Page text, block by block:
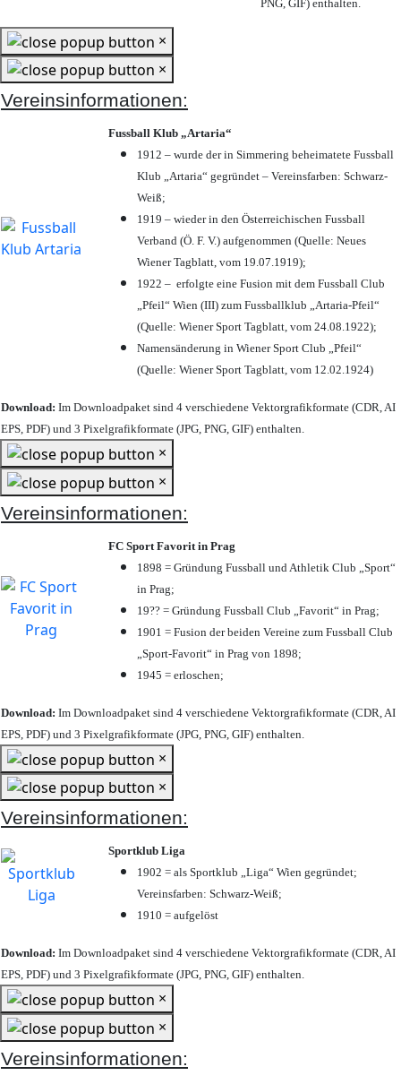
PNG, GIF) enthalten.
×
×
Vereinsinformationen:
Fussball Klub „Artaria“
1912 – wurde der in Simmering beheimatete Fussball
Klub „Artaria“ gegründet – Vereinsfarben: Schwarz-
Weiß;
1919 – wieder in den Österreichischen Fussball
Verband (Ö. F. V.) aufgenommen (Quelle: Neues
Wiener Tagblatt, vom 19.07.1919);
1922 – erfolgte eine Fusion mit dem Fussball Club
„Pfeil“ Wien (III) zum Fussballklub „Artaria-Pfeil“
(Quelle: Wiener Sport Tagblatt, vom 24.08.1922);
Namensänderung in Wiener Sport Club „Pfeil“
(Quelle: Wiener Sport Tagblatt, vom 12.02.1924)
Download: Im Downloadpaket sind 4 verschiedene Vektorgrafikformate (CDR, AI
EPS, PDF) und 3 Pixelgrafikformate (JPG, PNG, GIF) enthalten.
×
×
Vereinsinformationen:
FC Sport Favorit in Prag
1898 = Gründung Fussball und Athletik Club „Sport“
in Prag;
19?? = Gründung Fussball Club „Favorit“ in Prag;
1901 = Fusion der beiden Vereine zum Fussball Club
„Sport-Favorit“ in Prag von 1898;
1945 = erloschen;
Download: Im Downloadpaket sind 4 verschiedene Vektorgrafikformate (CDR, AI
EPS, PDF) und 3 Pixelgrafikformate (JPG, PNG, GIF) enthalten.
×
×
Vereinsinformationen:
Sportklub Liga
1902 = als Sportklub „Liga“ Wien gegründet;
Vereinsfarben: Schwarz-Weiß;
1910 = aufgelöst
Download: Im Downloadpaket sind 4 verschiedene Vektorgrafikformate (CDR, AI
EPS, PDF) und 3 Pixelgrafikformate (JPG, PNG, GIF) enthalten.
×
×
Vereinsinformationen: